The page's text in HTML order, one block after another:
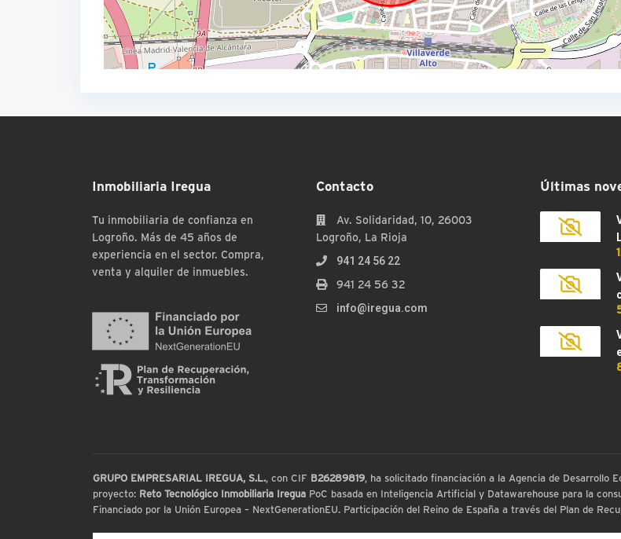
Inmobiliaria Iregua
Tu inmobiliaria de confianza en
Logroño. Más de 45 años de
experiencia en el sector. Compra,
venta y alquiler de inmuebles.
Contacto
Av. Solidaridad, 10, 26003
Logroño, La Rioja
941 24 56 22
941 24 56 32
info@iregua.com
Últimas
GRUPO EMPRESARIAL IREGUA, S.L., con CIF B26289819, ha solicitado financiación a la Agencia de Desarrollo
proyecto: Reto Tecnológico Inmobiliaria IreguaPoC basada en Inteligencia Artificial y Datawarehouse para la
Financiado por la Unión Europea – NextGenerationEU. Participación del Reino de España a través del Plan de